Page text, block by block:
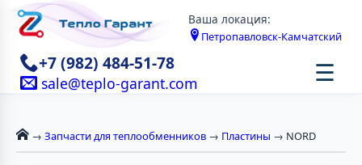
Ваша локация:
Петропавловск-Камчатский
+7 (982) 484-51-78
sale@teplo-garant.com ☰
→ Запчасти для теплообменников → Пластины → NORD